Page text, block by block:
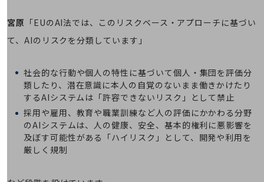
業界から見つける
製造業
小売・卸売業
運輸業
建設業
宮原 「EUのAI法では、このリスクベース・アプローチに基づい
て、AIのリスクを分類しています」
社会的な行動や個人の特性に基づいて個人・集団を評価分
類したり、潜在意識に本人の自覚のないまま働きかけたり
するAIシステムは「許容できないリスク」として禁止
採用や雇用、教育や職業訓練など人の評価にかかわる分野
のAIシステムは、人の健康、安全、基本的権利に悪影響を
及ぼす可能性がある「ハイリスク」として、開発や利用を
厳しく規制